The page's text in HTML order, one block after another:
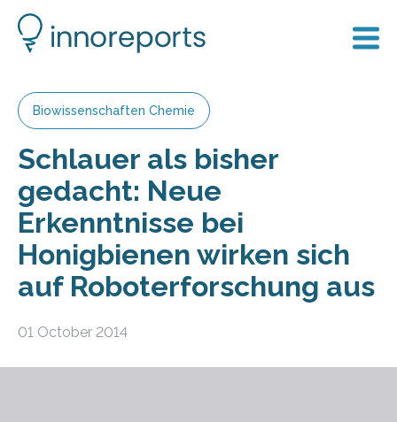
Biowissenschaften Chemie
Schlauer als bisher
gedacht: Neue
Erkenntnisse bei
Honigbienen wirken sich
auf Roboterforschung aus
01 October 2014